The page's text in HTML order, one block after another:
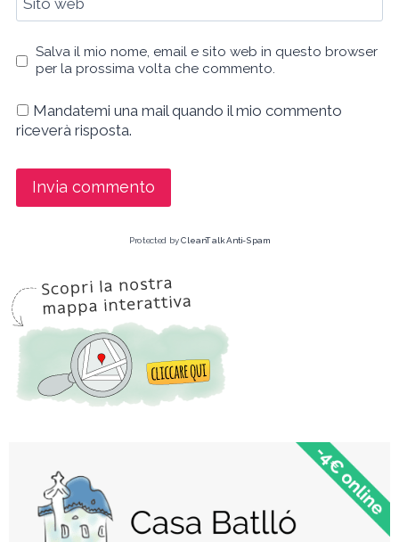
Salva il mio nome, email e sito web in questo browser
per la prossima volta che commento.
Mandatemi una mail quando il mio commento
riceverà risposta.
Protected byCleanTalk Anti-Spam